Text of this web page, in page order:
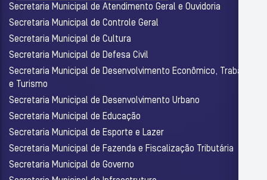
Secretaria Municipal de Atendimento Geral e Ouvidoria
Secretaria Municipal de Controle Geral
Secretaria Municipal de Cultura
Secretaria Municipal de Defesa Civil
Secretaria Municipal de Desenvolvimento Econômico, Trabalho
e Turismo
Secretaria Municipal de Desenvolvimento Urbano
Secretaria Municipal de Educação
Secretaria Municipal de Esporte e Lazer
Secretaria Municipal de Fazenda e Fiscalização Tributária
Secretaria Municipal de Governo